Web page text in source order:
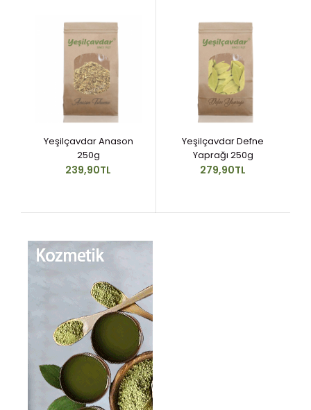
Yeşilçavdar Anason
250g
239,90TL
Yeşilçavdar Defne
Yaprağı 250g
279,90TL